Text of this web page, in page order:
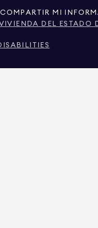
MI
DEL ESTADO